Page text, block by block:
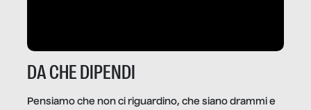
DA CHE DIPENDI
Pensiamo che non ci riguardino, che siano drammi e